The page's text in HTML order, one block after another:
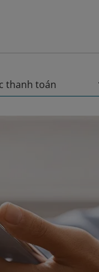
thanh toán